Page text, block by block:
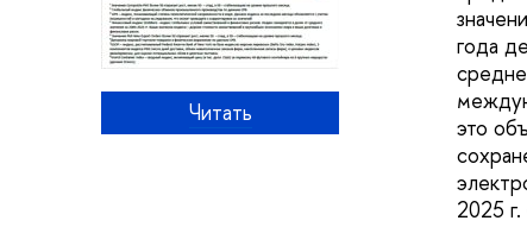
Читать
года
это
2025